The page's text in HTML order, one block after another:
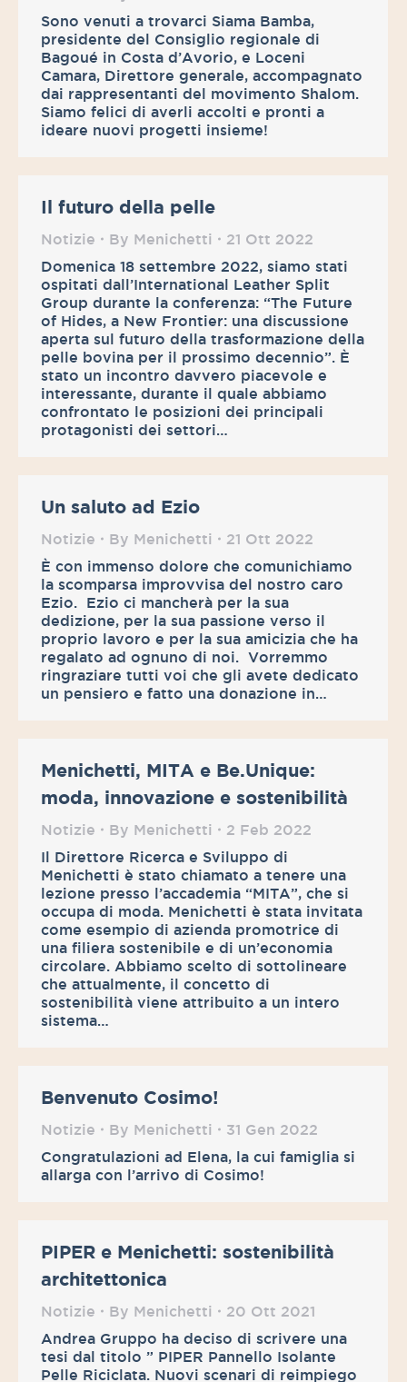
Sono venuti a trovarci Siama Bamba,
presidente del Consiglio regionale di
Bagoué in Costa d’Avorio, e Loceni
Camara, Direttore generale, accompagnato
dai rappresentanti del movimento Shalom.
Siamo felici di averli accolti e pronti a
ideare nuovi progetti insieme!
Il futuro della pelle
Notizie By Menichetti
21 Ott 2022
Domenica 18 settembre 2022, siamo stati
ospitati dall’International Leather Split
Group durante la conferenza: “The Future
of Hides, a New Frontier: una discussione
aperta sul futuro della trasformazione della
pelle bovina per il prossimo decennio”. È
stato un incontro davvero piacevole e
interessante, durante il quale abbiamo
confrontato le posizioni dei principali
protagonisti dei settori…
Un saluto ad Ezio
Notizie By Menichetti
21 Ott 2022
È con immenso dolore che comunichiamo
la scomparsa improvvisa del nostro caro
Ezio. Ezio ci mancherà per la sua
dedizione, per la sua passione verso il
proprio lavoro e per la sua amicizia che ha
regalato ad ognuno di noi. Vorremmo
ringraziare tutti voi che gli avete dedicato
un pensiero e fatto una donazione in…
Menichetti, MITA e Be.Unique:
moda, innovazione e sostenibilità
Notizie By Menichetti
2 Feb 2022
Il Direttore Ricerca e Sviluppo di
Menichetti è stato chiamato a tenere una
lezione presso l’accademia “MITA”, che si
occupa di moda. Menichetti è stata invitata
come esempio di azienda promotrice di
una filiera sostenibile e di un’economia
circolare. Abbiamo scelto di sottolineare
che attualmente, il concetto di
sostenibilità viene attribuito a un intero
sistema…
Benvenuto Cosimo!
Notizie By Menichetti
31 Gen 2022
Congratulazioni ad Elena, la cui famiglia si
allarga con l’arrivo di Cosimo!
PIPER e Menichetti: sostenibilità
architettonica
Notizie By Menichetti
20 Ott 2021
Andrea Gruppo ha deciso di scrivere una
tesi dal titolo ” PIPER Pannello Isolante
Pelle Riciclata. Nuovi scenari di reimpiego